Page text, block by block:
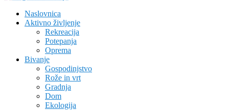
Naslovnica
Aktivno življenje
Rekreacija
Potepanja
Oprema
Bivanje
Gospodinjstvo
Rože in vrt
Gradnja
Dom
Ekologija